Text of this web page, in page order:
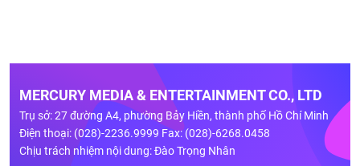
MERCURY MEDIA & ENTERTAINMENT CO., LTD
Trụ sở: 27 đường A4, phường Bảy Hiền, thành phố Hồ Chí Minh
Điện thoại: (028)-2236.9999 Fax: (028)-6268.0458
Chịu trách nhiệm nội dung: Đào Trọng Nhân